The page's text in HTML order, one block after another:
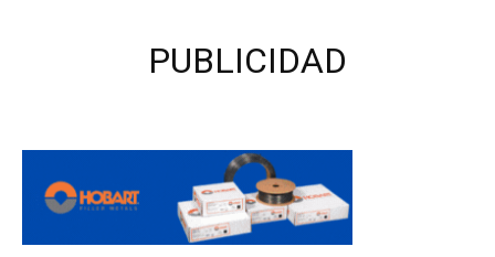
PUBLICIDAD